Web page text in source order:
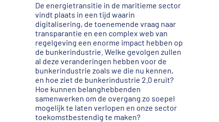
De energietransitie in de maritieme sector
vindt plaats in een tijd waarin
digitalisering, de toenemende vraag naar
transparantie en een complex web van
regelgeving een enorme impact hebben op
de bunkerindustrie. Welke gevolgen zullen
al deze veranderingen hebben voor de
bunkerindustrie zoals we die nu kennen,
en hoe ziet de bunkerindustrie 2.0 eruit?
Hoe kunnen belanghebbenden
samenwerken om de overgang zo soepel
mogelijk te laten verlopen en onze sector
toekomstbestendig te maken?